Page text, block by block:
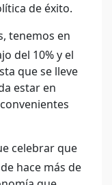
de éxito.
tenemos en
del 10% y el
que se lleve
estar en
celebrar que
hace más de